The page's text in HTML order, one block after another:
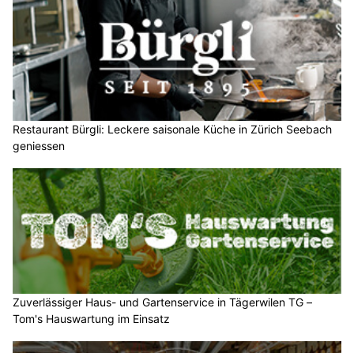
Restaurant Bürgli: Leckere saisonale Küche in Zürich Seebach
geniessen
Zuverlässiger Haus- und Gartenservice in Tägerwilen TG –
Tom's Hauswartung im Einsatz